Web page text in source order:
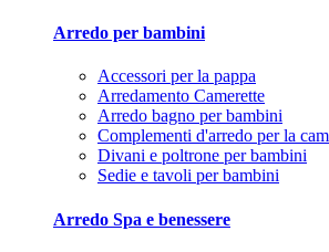
Arredo per bambini
Accessori per la pappa
Arredamento Camerette
Arredo bagno per bambini
Complementi d'arredo per la
Divani e poltrone per bambini
Sedie e tavoli per bambini
Arredo Spa e benessere